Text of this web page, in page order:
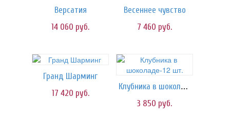
Версатия
14 060 руб.
Весеннее чувство
7 460 руб.
Гранд Шарминг
17 420 руб.
Клубника в шоколаде-12 шт.
3 850 руб.